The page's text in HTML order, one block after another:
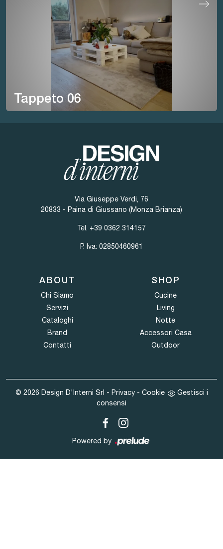
Tappeto 06
Via Giuseppe Verdi, 76
20833 - Paina di Giussano (Monza Brianza)
Tel. +39 0362 314157
P. Iva: 02850460961
ABOUT
Chi Siamo
Servizi
Cataloghi
Brand
Contatti
SHOP
Cucine
Living
Notte
Accessori Casa
Outdoor
© 2026 Design D'Interni Srl - Privacy- Cookie
Gestisci i
consensi
Powered by